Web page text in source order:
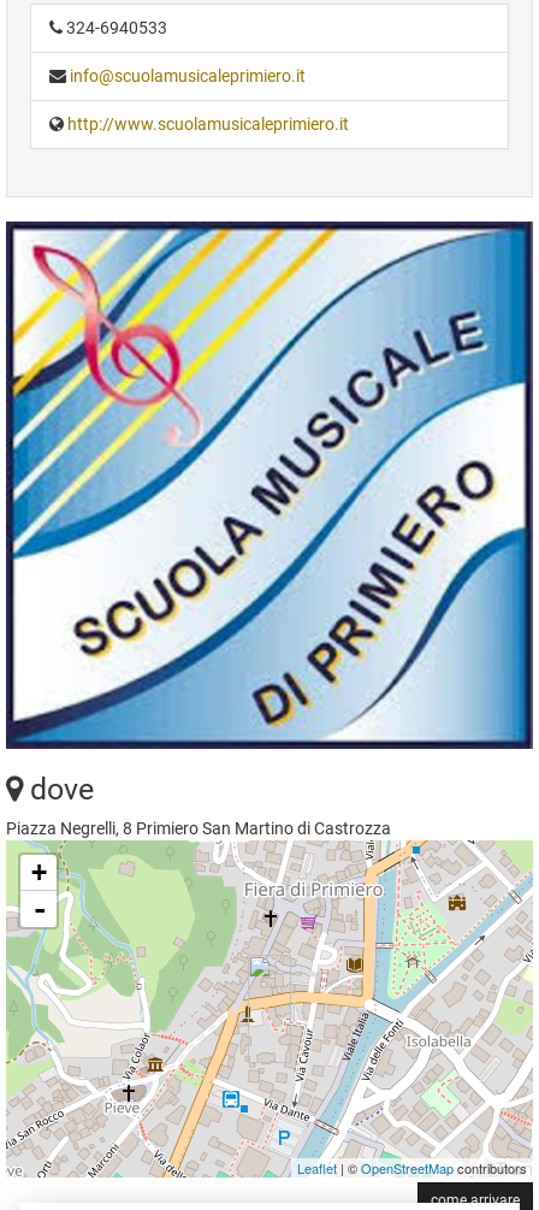
324-6940533
info@scuolamusicaleprimiero.it
http://www.scuolamusicaleprimiero.it
dove
Piazza Negrelli, 8 Primiero San Martino di Castrozza
+
-
Leaflet | ©OpenStreetMapcontributors
come arrivare